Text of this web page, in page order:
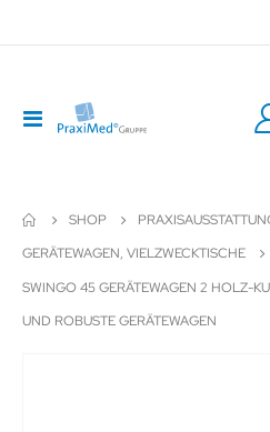
Navigation
umschalten
SHOP
GERÄTEWAGEN, VIELZWECKTISCHE
SWINGO 45 GERÄTEWAGEN 2 HOLZ-
UND ROBUSTE GERÄTEWAGEN